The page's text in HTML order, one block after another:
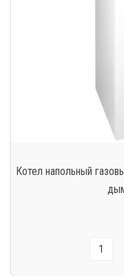
Котел напольный